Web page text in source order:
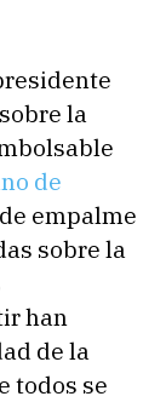
la
de
empalme
sobre la
han
de la
todos se